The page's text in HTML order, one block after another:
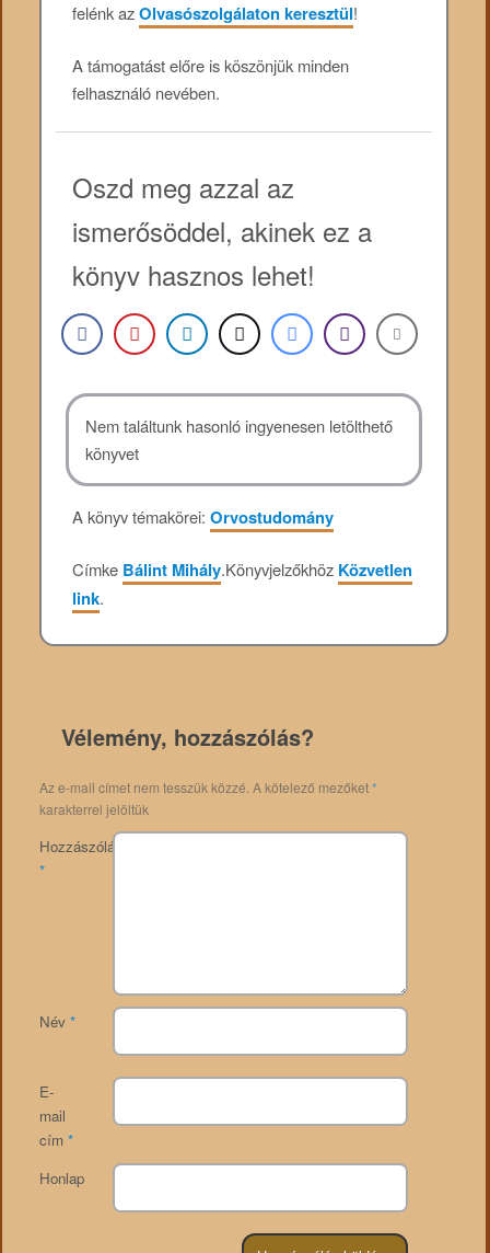
felénk azOlvasószolgálaton keresztül!
A támogatást előre is köszönjük minden
felhasználó nevében.
Oszd meg azzal az
ismerősöddel, akinek ez a
könyv hasznos lehet!
Nem találtunk hasonló ingyenesen letölthető
könyvet
A könyv témakörei:Orvostudomány
Címke Bálint Mihály.Könyvjelzőkhöz Közvetlen
link.
Vélemény, hozzászólás?
Az e-mail címet nem tesszük közzé. A kötelező mezőket*
karakterrel jelöltük
Hozzászólás
*
Név *
E-
mail
cím *
Honlap